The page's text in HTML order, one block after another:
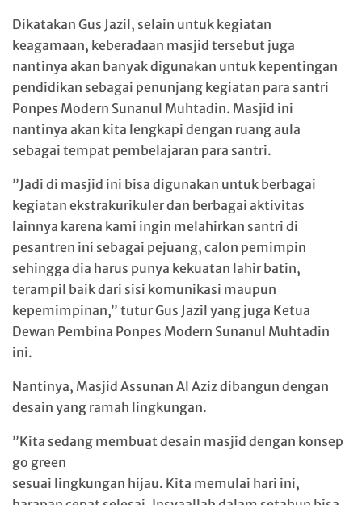
Dikatakan Gus Jazil, selain untuk kegiatan
keagamaan, keberadaan masjid tersebut juga
nantinya akan banyak digunakan untuk kepentingan
pendidikan sebagai penunjang kegiatan para santri
Ponpes Modern Sunanul Muhtadin. Masjid ini
nantinya akan kita lengkapi dengan ruang aula
sebagai tempat pembelajaran para santri.
”Jadi di masjid ini bisa digunakan untuk berbagai
kegiatan ekstrakurikuler dan berbagai aktivitas
lainnya karena kami ingin melahirkan santri di
pesantren ini sebagai pejuang, calon pemimpin
sehingga dia harus punya kekuatan lahir batin,
terampil baik dari sisi komunikasi maupun
kepemimpinan,” tutur Gus Jazil yang juga Ketua
Dewan Pembina Ponpes Modern Sunanul Muhtadin
ini.
Nantinya, Masjid Assunan Al Aziz dibangun dengan
desain yang ramah lingkungan.
”Kita sedang membuat desain masjid dengan konsep
go green
sesuai lingkungan hijau. Kita memulai hari ini,